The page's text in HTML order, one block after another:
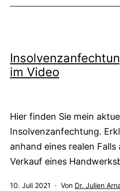
im Video
Hier finden Sie mein
Insolvenzanfechtung.
anhand eines realen Falls
Verkauf eines
Veröffentlicht
10. Juli 2021 Von Dr. Julien